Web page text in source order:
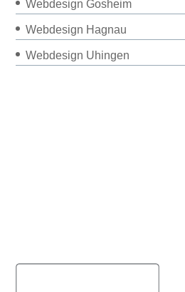
Webdesign Gosheim
Webdesign Hagnau
Webdesign Uhingen